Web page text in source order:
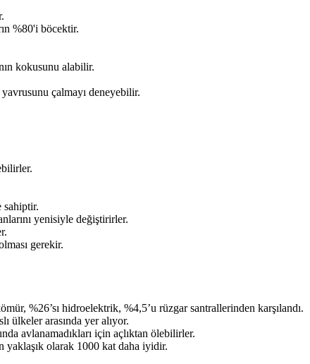
%80'i böcektir.
kokusunu alabilir.
çalmayı deneyebilir.
sahiptir.
yenisiyle değiştirirler.
gerekir.
%26’sı hidroelektrik, %4,5’u rüzgar santrallerinden karşılandı.
ülkeler arasında yer alıyor.
avlanamadıkları için açlıktan ölebilirler.
yaklaşık olarak 1000 kat daha iyidir.